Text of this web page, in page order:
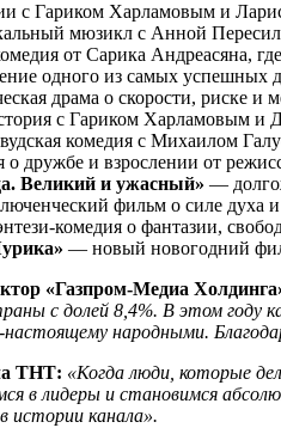
с Гариком Харламовым и
мюзикл с Анной
от Сарика Андреасяна,
одного из самых успешных
драма о скорости, риске
с Гариком Харламовым и
комедия с Михаилом
дружбе и взрослении от
Великий и ужасный» —
фильм о силе духа
комедия о фантазии,
— новый новогодний
«Газпром-Медиа
с долей 8,4%. В этом году
народными.
ТНТ: «Когда люди, которые
в лидеры и становимся
истории канала».